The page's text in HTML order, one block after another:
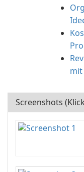
mit
Screenshots